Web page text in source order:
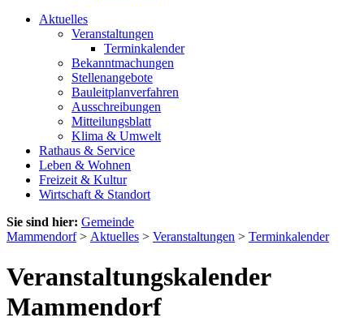
Aktuelles
Veranstaltungen
Terminkalender
Bekanntmachungen
Stellenangebote
Bauleitplanverfahren
Ausschreibungen
Mitteilungsblatt
Klima & Umwelt
Rathaus & Service
Leben & Wohnen
Freizeit & Kultur
Wirtschaft & Standort
Sie sind hier: Gemeinde
Mammendorf> Aktuelles > Veranstaltungen > Terminkalender
Veranstaltungskalender
Mammendorf